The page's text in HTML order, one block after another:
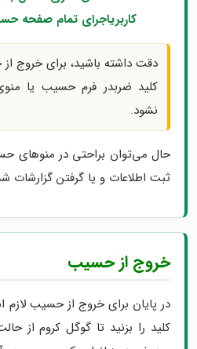
دقت داشته باشید، برای خروج
کلید ضربدر فرم حسیب یا
نشود.
حال می‌توان براحتی در منوهای
ثبت اطلاعات و یا گرفتن گزارشات
خروج از حسیب
کلید را بزنید تا گوگل کروم از